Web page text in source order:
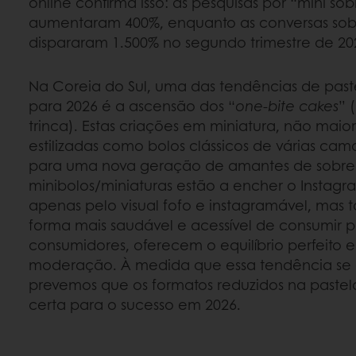
aumentaram 400%, enquanto as conversas
dispararam 1.500% no segundo trimestre de
Na Coreia do Sul, uma das tendências de
para 2026 é a ascensão dos “one-bite cakes”
trinca). Estas criações em miniatura, não
estilizadas como bolos clássicos de várias
para uma nova geração de amantes de
minibolos/miniaturas estão a encher o
apenas pelo visual fofo e instagramável, mas
forma mais saudável e acessível de consumir
consumidores, oferecem o equilíbrio perfeito
moderação. À medida que essa tendência
prevemos que os formatos reduzidos na
certa para o sucesso em 2026.